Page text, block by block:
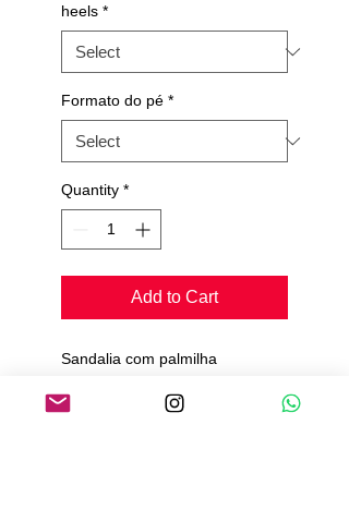
heels *
Formato do pé *
Quantity *
Add to Cart
Sandalia com palmilha
Solado de camurça;